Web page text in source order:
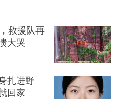
救援队再
大哭
扎进野
回家